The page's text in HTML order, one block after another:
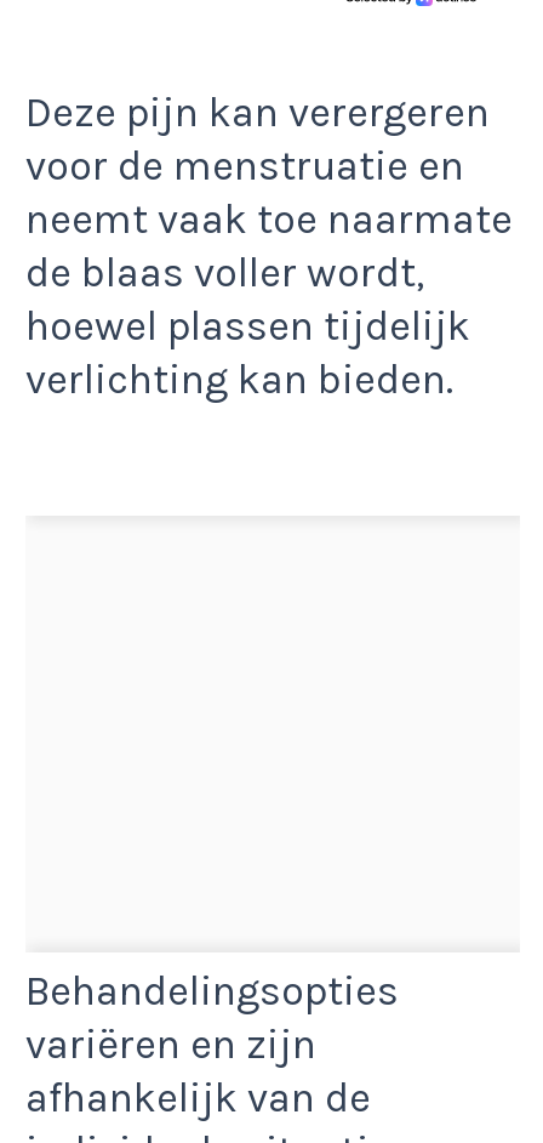
Deze pijn kan verergeren
voor de menstruatie en
neemt vaak toe naarmate
de blaas voller wordt,
hoewel plassen tijdelijk
verlichting kan bieden.
Behandelingsopties
variëren en zijn
afhankelijk van de